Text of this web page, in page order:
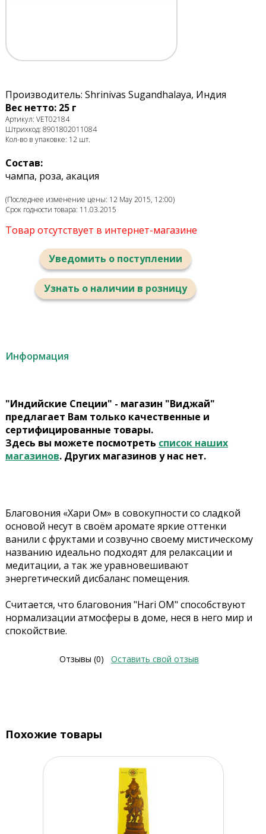
Производитель: Shrinivas Sugandhalaya, Индия
Вес нетто: 25 г
Артикул: VET02184
Штрихкод: 8901802011084
Кол-во в упаковке: 12 шт.
Состав:
чампа, роза, акация
(Последнее изменение цены: 12 May 2015, 12:00)
Срок годности товара: 11.03.2015
Товар отсутствует в интернет-магазине
Уведомить о поступлении
Узнать о наличии в розницу
Информация
"Индийские Специи" - магазин "Виджай"
предлагает Вам только качественные и
сертифицированные товары.
Здесь вы можете посмотреть список наших
магазинов. Других магазинов у нас нет.
Благовония «Хари Ом» в совокупности со сладкой
основой несут в своём аромате яркие оттенки
ванили с фруктами и созвучно своему мистическому
названию идеально подходят для релаксации и
медитации, а так же уравновешивают
энергетический дисбаланс помещения.
Считается, что благовония "Hari OM" способствуют
нормализации атмосферы в доме, неся в него мир и
спокойствие.
Отзывы (0) Оставить свой отзыв
Похожие товары